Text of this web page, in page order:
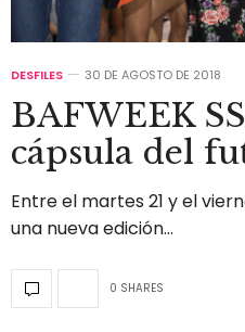
DESFILES 30 DE AGOSTO DE 2018
BAFWEEK
cápsula del
Entre el martes 21 y el
una nueva edición…
0 SHARES